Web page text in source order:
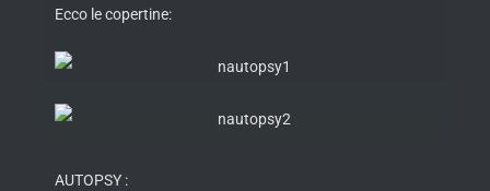
Ecco le copertine:
AUTOPSY :